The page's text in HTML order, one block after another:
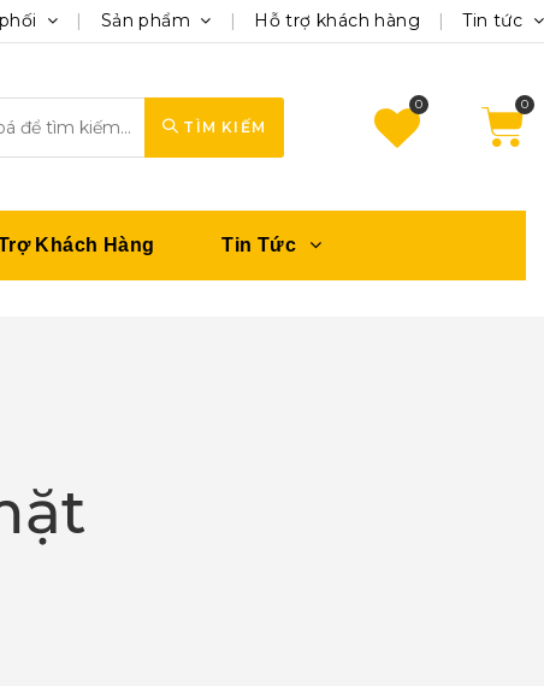
Sản phẩm Hỗ trợ khách hàng Tin tức
TÌM KIẾM
0
Khách Hàng Tin Tức